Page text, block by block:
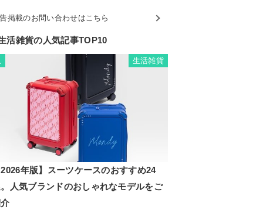
掲載のお問い合わせはこちら
活雑貨の人気記事TOP10
生活雑貨
年版】スーツケースのおすすめ24
人気ブランドのおしゃれなモデルをご